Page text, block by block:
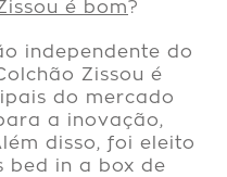
é bom?
independente do
Zissou é
do mercado
a inovação,
disso, foi eleito
bed in a box de